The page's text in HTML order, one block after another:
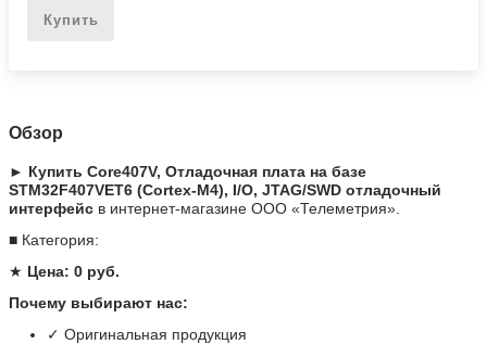
Купить
Обзор
► Купить Core407V, Отладочная плата на базе
STM32F407VET6 (Cortex-M4), I/O, JTAG/SWD отладочный
интерфейс в интернет-магазине ООО «Телеметрия».
■ Категория:
★ Цена: 0 руб.
Почему выбирают нас:
✓ Оригинальная продукция